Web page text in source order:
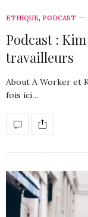
ETHIQUE, PODCAST
Podcast :
travailleurs
About A Worker et
fois ici…